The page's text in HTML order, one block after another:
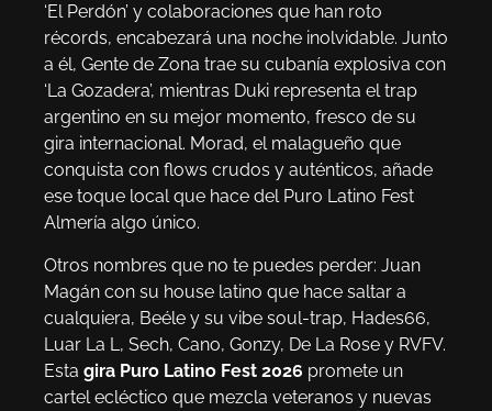
‘El Perdón’ y colaboraciones que han roto
récords, encabezará una noche inolvidable. Junto
a él, Gente de Zona trae su cubanía explosiva con
‘La Gozadera’, mientras Duki representa el trap
argentino en su mejor momento, fresco de su
gira internacional. Morad, el malagueño que
conquista con flows crudos y auténticos, añade
ese toque local que hace del Puro Latino Fest
Almería algo único.
Otros nombres que no te puedes perder: Juan
Magán con su house latino que hace saltar a
cualquiera, Beéle y su vibe soul-trap, Hades66,
Luar La L, Sech, Cano, Gonzy, De La Rose y RVFV.
Esta gira Puro Latino Fest 2026 promete un
cartel ecléctico que mezcla veteranos y nuevas